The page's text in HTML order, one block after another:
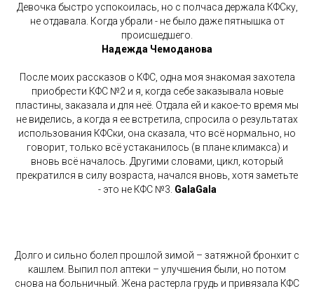
Девочка быстро успокоилась, но с полчаса держала КФСку,
не отдавала. Когда убрали - не было даже пятнышка от
происшедшего.
Надежда Чемоданова
После моих рассказов о КФС, одна моя знакомая захотела
приобрести КФС №2 и я, когда себе заказывала новые
пластины, заказала и для неё. Отдала ей и какое-то время мы
не виделись, а когда я ее встретила, спросила о результатах
использования КФСки, она сказала, что всё нормально, но
говорит, только всё устаканилось (в плане климакса) и
вновь всё началось. Другими словами, цикл, который
прекратился в силу возраста, начался вновь, хотя заметьте
- это не КФС №3. GalaGala
Долго и сильно болел прошлой зимой – затяжной бронхит с
кашлем. Выпил пол аптеки – улучшения были, но потом
снова на больничный. Жена растерла грудь и привязала КФС